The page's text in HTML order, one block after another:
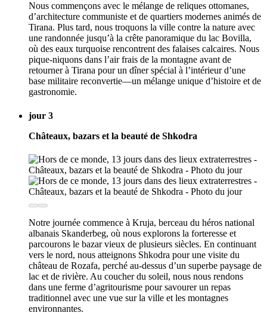
Nous commençons avec le mélange de reliques ottomanes,
d’architecture communiste et de quartiers modernes animés de
Tirana. Plus tard, nous troquons la ville contre la nature avec
une randonnée jusqu’à la crête panoramique du lac Bovilla,
où des eaux turquoise rencontrent des falaises calcaires. Nous
pique-niquons dans l’air frais de la montagne avant de
retourner à Tirana pour un dîner spécial à l’intérieur d’une
base militaire reconvertie—un mélange unique d’histoire et de
gastronomie.
jour 3
Châteaux, bazars et la beauté de Shkodra
Notre journée commence à Kruja, berceau du héros national
albanais Skanderbeg, où nous explorons la forteresse et
parcourons le bazar vieux de plusieurs siècles. En continuant
vers le nord, nous atteignons Shkodra pour une visite du
château de Rozafa, perché au-dessus d’un superbe paysage de
lac et de rivière. Au coucher du soleil, nous nous rendons
dans une ferme d’agritourisme pour savourer un repas
traditionnel avec une vue sur la ville et les montagnes
environnantes.